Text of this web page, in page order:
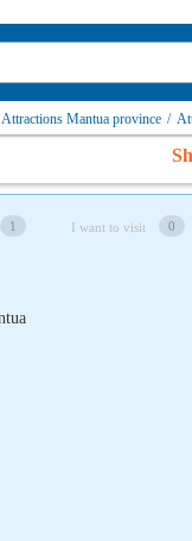
Attractions Mantua province /
1 I want to visit 0